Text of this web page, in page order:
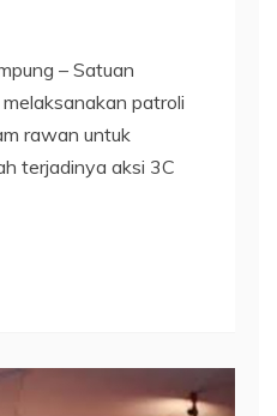
– Satuan
patroli
rawan untuk
terjadinya aksi 3C